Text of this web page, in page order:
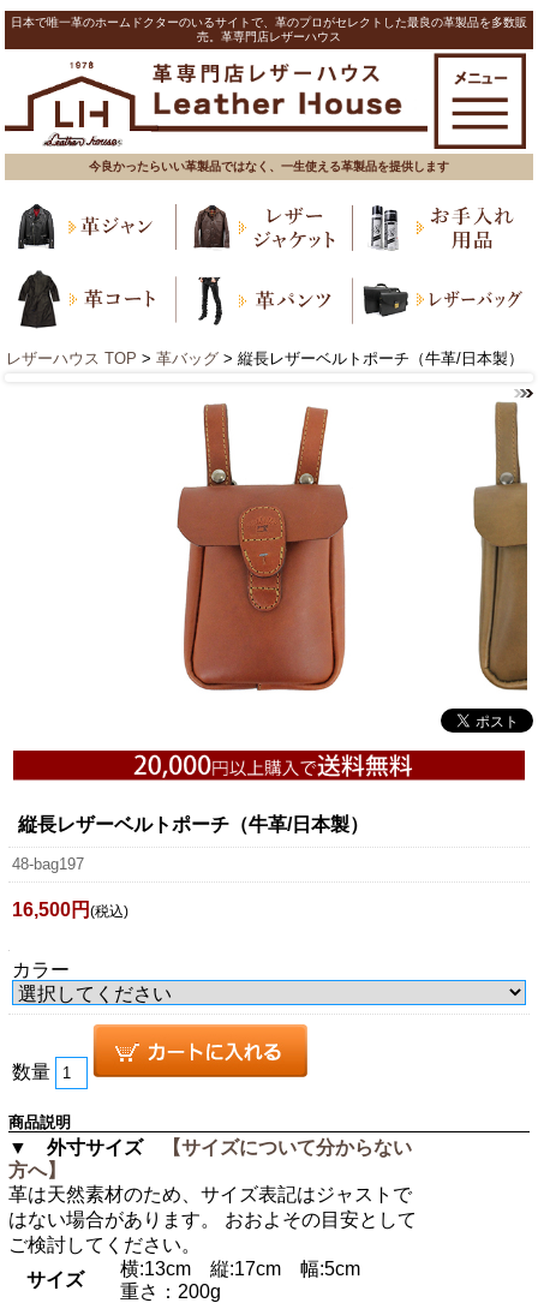
日本で唯一革のホームドクターのいるサイトで、革のプロがセレクトした最良の革製品を多数販
売。革専門店レザーハウス
今良かったらいい革製品ではなく、一生使える革製品を提供します
レザーハウス TOP > 革バッグ > 縦長レザーベルトポーチ（牛革/日本製）
縦長レザーベルトポーチ（牛革/日本製）
48-bag197
16,500円 (税込)
カラー
数量
商品説明
▼ 外寸サイズ
【サイズについて分からない
方へ】
革は天然素材のため、サイズ表記はジャストで
はない場合があります。 おおよその目安として
ご検討してください。
サイズ
横:13cm 縦:17cm 幅:5cm
重さ：200g